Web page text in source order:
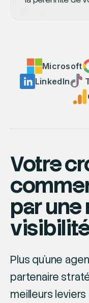
Microsoft
LinkedIn
Votre
par
Plus qu'une
partenaire
meilleurs